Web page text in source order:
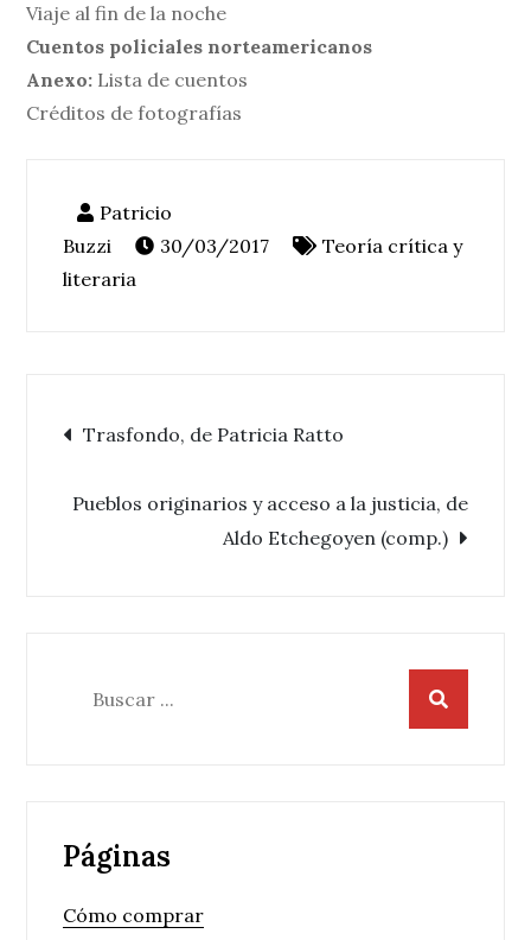
Viaje al fin de la noche
Cuentos policiales norteamericanos
Anexo: Lista de cuentos
Créditos de fotografías
30/03/2017
Teoría crítica y
literaria
Navegación
de
Trasfondo, de Patricia Ratto
Pueblos originarios y acceso a la justicia, de
Aldo Etchegoyen (comp.)
Páginas
Cómo comprar